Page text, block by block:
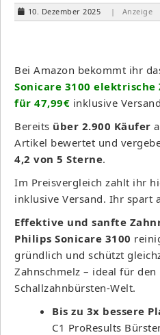
10. Dezember 2025 | Anzeige
Bei Amazon bekommt ihr
Sonicare 3100 elektrische
für 47,99€ inklusive
Bereits über 2.900 Käufer
Artikel bewertet und
4,2 von 5 Sterne.
Im Preisvergleich zahlt ihr
inklusive Versand. Ihr spart
Effektive und sanfte
Philips Sonicare 3100
gründlich und schützt
Zahnschmelz – ideal für
Schallzahnbürsten-Welt.
Bis zu 3x bessere
C1 ProResults